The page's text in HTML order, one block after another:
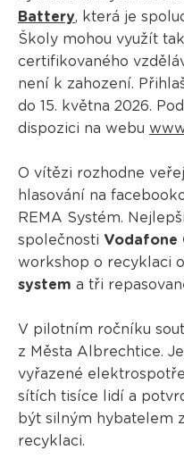
Battery, která je
Školy mohou využít
certifikovaného
není k zahození.
do 15. května 2026.
dispozici na webu
O vítězi rozhodne
hlasování na
REMA Systém.
společnosti Vodafone
workshop o recyklaci
system a tři
V pilotním ročníku
z Města Albrechtice.
vyřazené
sítích tisíce lidí a
být silným hybatelem
recyklaci.